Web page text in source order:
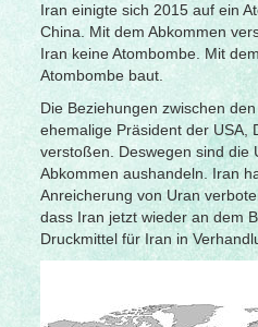
Iran einigte sich 2015 auf ein
China. Mit dem Abkommen
Iran keine Atombombe. Mit
Atombombe baut.
Die Beziehungen zwischen
ehemalige Präsident der USA,
verstoßen. Deswegen sind die
Abkommen aushandeln. Iran
Anreicherung von Uran
dass Iran jetzt wieder an dem
Druckmittel für Iran in